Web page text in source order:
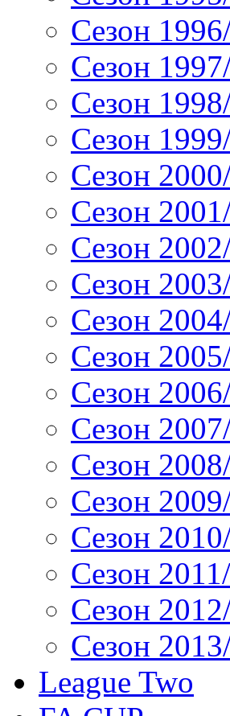
Сезон
Сезон
Сезон
Сезон
Сезон
Сезон
Сезон
Сезон
Сезон
Сезон
Сезон
Сезон
Сезон
Сезон
Сезон
Сезон
Сезон
Сезон
League Two